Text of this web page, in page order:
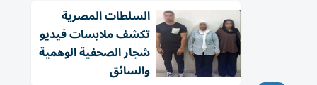
السلطات المصرية
تكشف ملابسات فيديو
شجار الصحفية الوهمية
والسائق